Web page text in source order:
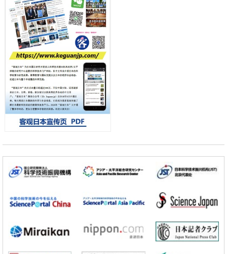
差异
政策
日本第2次医疗研究开发调整费，根据一线实际情况和需求分配99.3亿
日元
科学研究
千叶大学鉴定出导致难治性疾病“肺高血压症”恶化的蛋白质“MYL9/12”，
会引发血管结构恶化
科学研究
京都大学高效生成光的构成单元“光子”，可应用于量子计算机
科学研究
开发出300亿年仅误差1秒的光晶格钟，构建网络将其打造为下一代社会
基础设施
经济・社会
科学研究
带大量基因的人工细胞
政策
展研究
科学研究
京都大学高效生成光的构成单元“光子”，可应用于量子计算机
小岩井忠道 泷川 进